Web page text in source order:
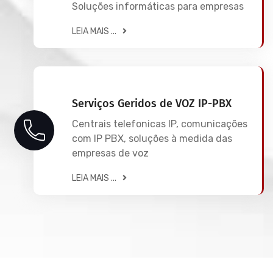
Soluções informáticas para empresas
LEIA MAIS ...
Serviços Geridos de VOZ IP-PBX
Centrais telefonicas IP, comunicações
com IP PBX, soluções à medida das
empresas de voz
LEIA MAIS ...